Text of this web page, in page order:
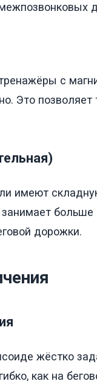
с
Это
имеют
дорожки.
жёстко
как на